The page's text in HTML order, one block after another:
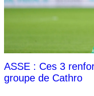
ASSE : Ces 3
groupe de Cathro